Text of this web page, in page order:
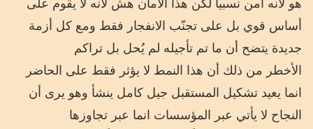
أساس قوي بل على تجنّب الانفجار فقط ومع كل أزمة
جديدة يتضح أن ما تم تأجيله لم يُحل بل تراكم
الأخطر من ذلك أن هذا النمط لا يؤثر فقط على الحاضر
انما يعيد تشكيل المستقبل جيل كامل ينشأ وهو يرى أن
النجاح لا يأتي عبر المؤسسات انما عبر تجاوزها